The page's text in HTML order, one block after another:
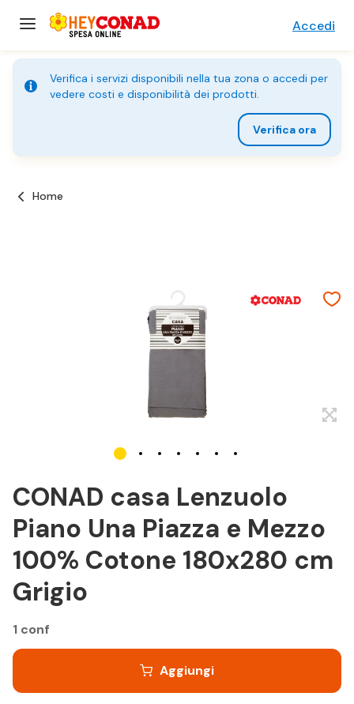
Accedi
Verifica i servizi disponibili nella tua zona o accedi per
vedere costi e disponibilità dei prodotti.
Verifica ora
Home
CONAD casa Lenzuolo
Piano Una Piazza e Mezzo
100% Cotone 180x280 cm
Grigio
1 conf
Aggiungi